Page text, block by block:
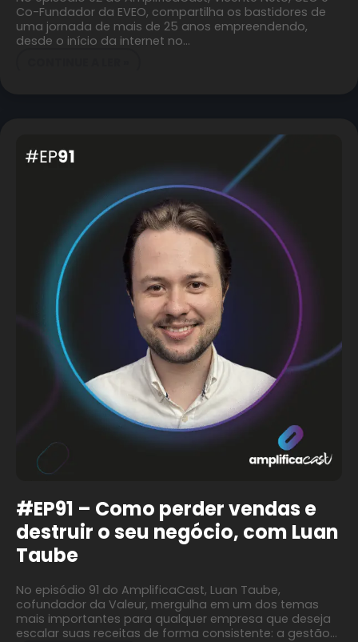
Co-Fundador da EVEO, compartilha os bastidores de
uma jornada de mais de 25 anos empreendendo,
desde o início da internet no…
#EP91 – Como perder vendas e
destruir o seu negócio, com Luan
Taube
No episódio 91 do AmplificaCast, Luan Taube,
cofundador da Valeur, mergulha em um dos temas
mais importantes para qualquer empresa que deseja
escalar suas receitas de forma consistente: a gestão…